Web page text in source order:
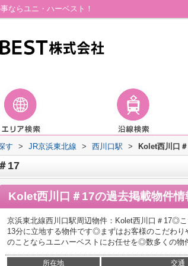
ならユニ・ハーベスト！
す > JR京浜東北線 > 西川口駅 > Kolet西川口
17
Kolet西川口＃17の過去掲載物件情
京浜東北線西川口駅周辺物件：Kolet西川口＃17◎
13分に立地する物件です◎まずはお客様のこだわ
のことならユニハーベストにお任せを◎数多くの物
所在地 交通